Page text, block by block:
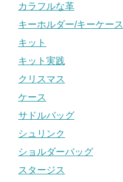
カラフルな革
キーホルダー/キーケース
キット
キット実践
クリスマス
ケース
サドルバッグ
シュリンク
ショルダーバッグ
スタージス